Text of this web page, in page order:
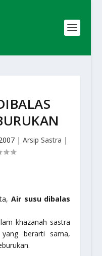
|Arsip Sastra |
Air susu dibalas
khazanah sastra
berarti sama,